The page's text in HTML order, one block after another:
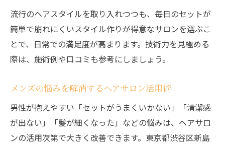
流行のヘアスタイルを取り入れつつも、毎日のセットが
簡単で崩れにくいスタイル作りが得意なサロンを選ぶこ
とで、日常での満足度が高まります。技術力を見極める
際は、施術例や口コミも参考にしましょう。
メンズの悩みを解消するヘアサロン活用術
男性が抱えやすい「セットがうまくいかない」「清潔感
が出ない」「髪が細くなった」などの悩みは、ヘアサロ
ンの活用次第で大きく改善できます。東京都渋谷区新島